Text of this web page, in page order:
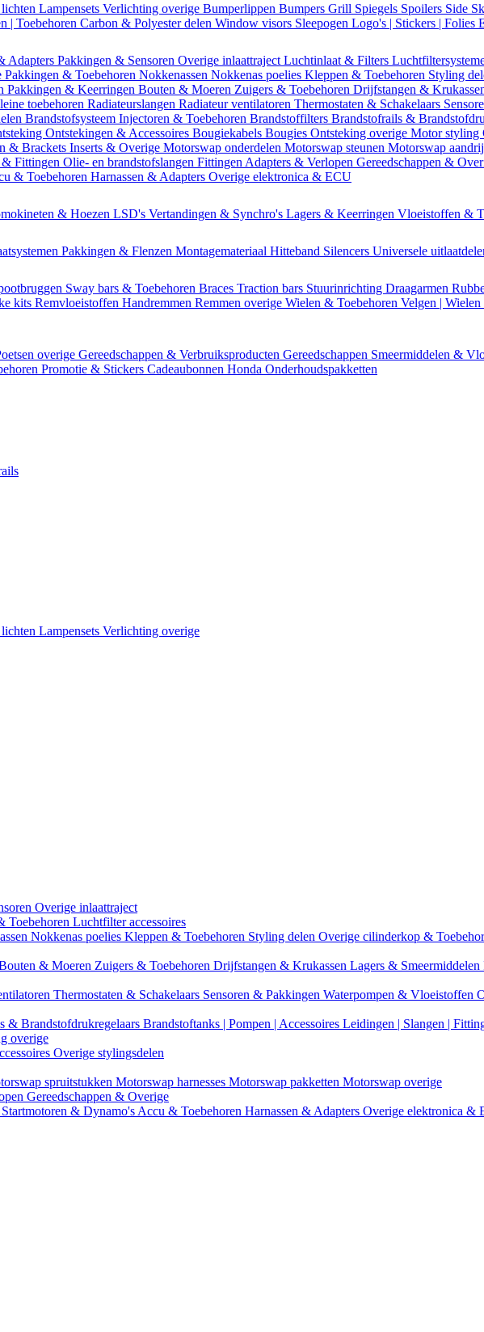
Lampensets Verlichting overige Bumperlippen Bumpers Grill Spiegels Spoilers Side
| Toebehoren Carbon & Polyester delen Window visors Sleepogen Logo's | Stickers | Folies
Adapters Pakkingen & Sensoren Overige inlaattraject Luchtinlaat & Filters
Pakkingen & Toebehoren Nokkenassen Nokkenas poelies Kleppen & Toebehoren Styling
Pakkingen & Keerringen Bouten & Moeren Zuigers & Toebehoren Drijfstangen &
toebehoren Radiateurslangen Radiateur ventilatoren Thermostaten & Schakelaars
Brandstofsysteem Injectoren & Toebehoren Brandstoffilters Brandstofrails &
Ontstekingen & Accessoires Bougiekabels Bougies Ontsteking overige Motor styling
& Brackets Inserts & Overige Motorswap onderdelen Motorswap steunen Motorswap
& Fittingen Olie- en brandstofslangen Fittingen Adapters & Verlopen Gereedschappen &
& Toebehoren Harnassen & Adapters Overige elektronica & ECU
& Hoezen LSD's Vertandingen & Synchro's Lagers & Keerringen Vloeistoffen &
Pakkingen & Flenzen Montagemateriaal Hitteband Silencers Universele
Sway bars & Toebehoren Braces Traction bars Stuurinrichting Draagarmen
kits Remvloeistoffen Handremmen Remmen overige Wielen & Toebehoren Velgen | Wielen
overige Gereedschappen & Verbruiksproducten Gereedschappen Smeermiddelen &
Promotie & Stickers Cadeaubonnen Honda Onderhoudspakketten
Lampensets Verlichting overige
Overige inlaattraject
Toebehoren Luchtfilter accessoires
Nokkenas poelies Kleppen & Toebehoren Styling delen Overige cilinderkop &
& Moeren Zuigers & Toebehoren Drijfstangen & Krukassen Lagers & Smeermiddelen
Thermostaten & Schakelaars Sensoren & Pakkingen Waterpompen & Vloeistoffen
& Brandstofdrukregelaars Brandstoftanks | Pompen | Accessoires Leidingen | Slangen |
overige
Overige stylingsdelen
spruitstukken Motorswap harnesses Motorswap pakketten Motorswap overige
Gereedschappen & Overige
Startmotoren & Dynamo's Accu & Toebehoren Harnassen & Adapters Overige elektronica &